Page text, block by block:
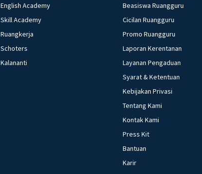
English Academy
Skill Academy
Ruangkerja
Schoters
Kalananti
Beasiswa Ruangguru
Cicilan Ruangguru
Promo Ruangguru
Laporan Kerentanan
Layanan Pengaduan
Syarat & Ketentuan
Kebijakan Privasi
Tentang Kami
Kontak Kami
Press Kit
Bantuan
Karir